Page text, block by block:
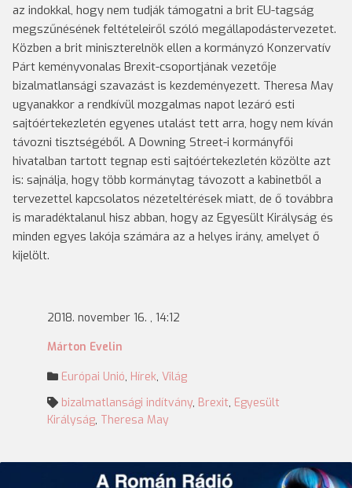
az indokkal, hogy nem tudják támogatni a brit EU-tagság
megszűnésének feltételeiről szóló megállapodástervezetet.
Közben a brit miniszterelnök ellen a kormányzó Konzervatív
Párt keményvonalas Brexit-csoportjának vezetője
bizalmatlansági szavazást is kezdeményezett. Theresa May
ugyanakkor a rendkívül mozgalmas napot lezáró esti
sajtóértekezletén egyenes utalást tett arra, hogy nem kíván
távozni tisztségéből. A Downing Street-i kormányfői
hivatalban tartott tegnap esti sajtóértekezletén közölte azt
is: sajnálja, hogy több kormánytag távozott a kabinetből a
tervezettel kapcsolatos nézeteltérések miatt, de ő továbbra
is maradéktalanul hisz abban, hogy az Egyesült Királyság és
minden egyes lakója számára az a helyes irány, amelyet ő
kijelölt.
2018. november 16. , 14:12
Márton Evelin
Európai Unió, Hírek, Világ
bizalmatlansági indítvány, Brexit, Egyesült
Királyság, Theresa May